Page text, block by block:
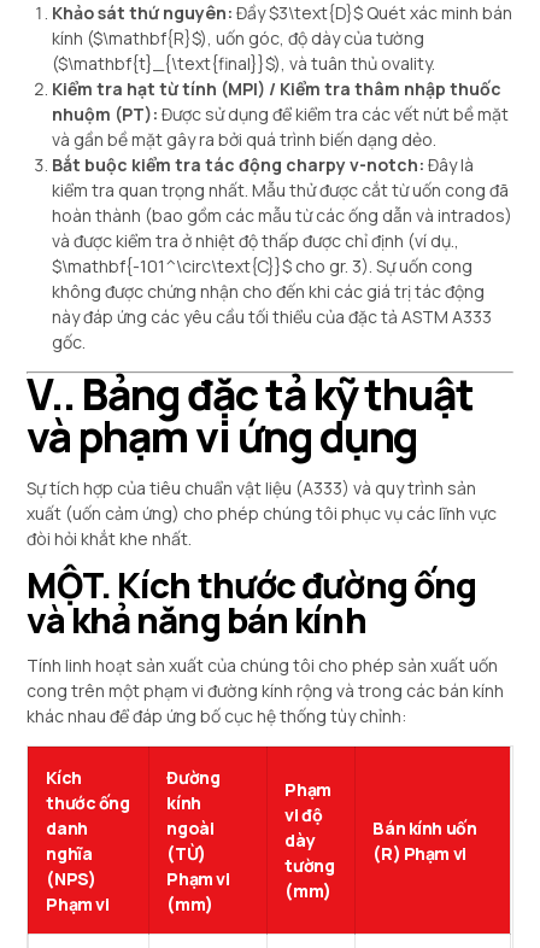
Khảo sát thứ nguyên: Đầy$3\text{D}$ Quét xác minh bán
kính ($\mathbf{R}$), uốn góc, độ dày của tường
($\mathbf{t}_{\text{final}}$), và tuân thủ ovality.
Kiểm tra hạt từ tính (MPI) / Kiểm tra thâm nhập thuốc
nhuộm (PT): Được sử dụng để kiểm tra các vết nứt bề mặt
và gần bề mặt gây ra bởi quá trình biến dạng dẻo.
Bắt buộc kiểm tra tác động charpy v-notch: Đây là
kiểm tra quan trọng nhất. Mẫu thử được cắt từ uốn cong đã
hoàn thành (bao gồm các mẫu từ các ống dẫn và intrados)
và được kiểm tra ở nhiệt độ thấp được chỉ định (ví dụ.,
$\mathbf{-101^\circ\text{C}}$ cho gr. 3). Sự uốn cong
không được chứng nhận cho đến khi các giá trị tác động
này đáp ứng các yêu cầu tối thiểu của đặc tả ASTM A333
gốc.
V.. Bảng đặc tả kỹ thuật
và phạm vi ứng dụng
Sự tích hợp của tiêu chuẩn vật liệu (A333) và quy trình sản
xuất (uốn cảm ứng) cho phép chúng tôi phục vụ các lĩnh vực
đòi hỏi khắt khe nhất.
MỘT. Kích thước đường ống
và khả năng bán kính
Tính linh hoạt sản xuất của chúng tôi cho phép sản xuất uốn
cong trên một phạm vi đường kính rộng và trong các bán kính
khác nhau để đáp ứng bố cục hệ thống tùy chỉnh:
Kích
thước ống
danh
nghĩa
(NPS)
Phạm vi
Đường
kính
ngoài
(TỪ)
Phạm vi
(mm)
Phạm
vi độ
dày
tường
(mm)
Bán kính uốn
(R) Phạm vi